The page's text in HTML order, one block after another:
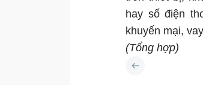
hay số điện
khuyến mại,
(Tổng hợp)